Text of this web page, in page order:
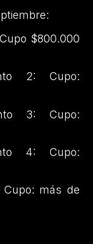
$800.000
2: Cupo:
3: Cupo:
4: Cupo:
más de